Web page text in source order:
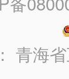
青海